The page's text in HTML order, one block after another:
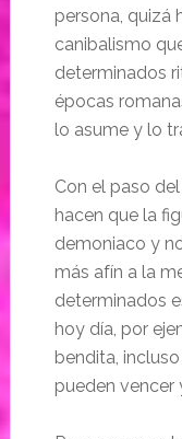
persona, quizá
canibalismo
determinados
épocas
lo asume y lo
Con el paso
hacen que la
demoniaco y
más afín a la
determinados
hoy día, por
bendita,
pueden vencer